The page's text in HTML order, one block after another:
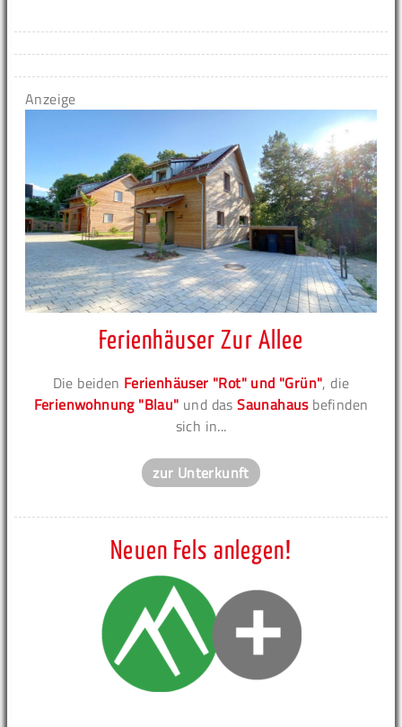
Anzeige
Ferienhäuser Zur Allee
Die beiden Ferienhäuser "Rot" und "Grün", die
Ferienwohnung "Blau" und dasSaunahausbefinden
sich in...
zur Unterkunft
Neuen Fels anlegen!